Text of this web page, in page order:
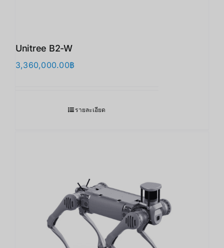
Unitree B2-W
3,360,000.00฿
รายละเอียด